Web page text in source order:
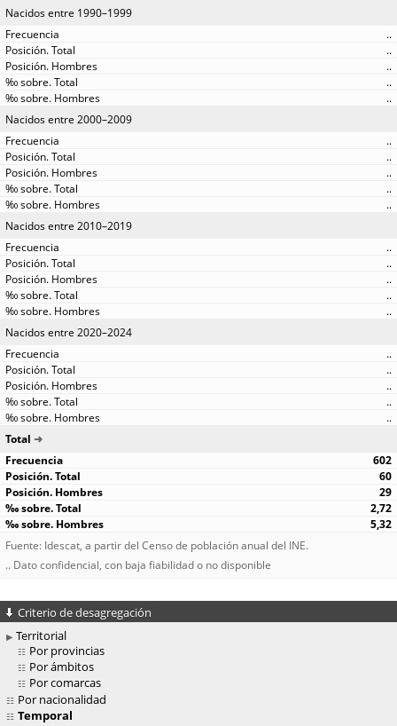
Nacidos entre 1990–1999
..
..
..
..
..
Nacidos entre 2000–2009
..
..
..
..
..
Nacidos entre 2010–2019
..
..
..
..
..
Nacidos entre 2020–2024
..
..
..
..
..
Total
602
60
29
2,72
5,32
Fuente: Idescat, a partir del Censo de población anual del INE.
.. Dato confidencial, con baja fiabilidad o no disponible
Criterio de desagregación
Territorial
Por provincias
Por ámbitos
Por comarcas
Por nacionalidad
Temporal